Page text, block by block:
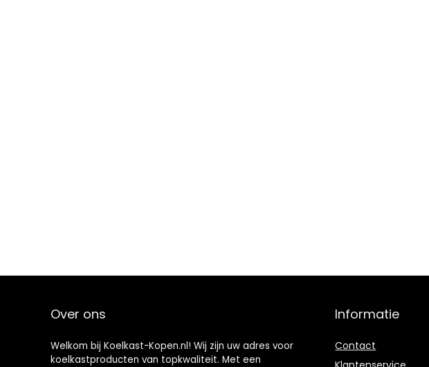
Over ons
Welkom bij Koelkast-Kopen.nl! Wij zijn uw adres voor
koelkastproducten van topkwaliteit. Met een
Informatie
Contact